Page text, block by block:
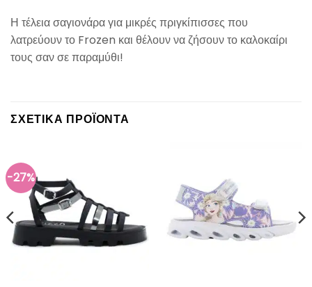
Η τέλεια σαγιονάρα για μικρές πριγκίπισσες που
λατρεύουν το Frozen και θέλουν να ζήσουν το καλοκαίρι
τους σαν σε παραμύθι!
ΣΧΕΤΙΚΆ ΠΡΟΪΌΝΤΑ
-27%